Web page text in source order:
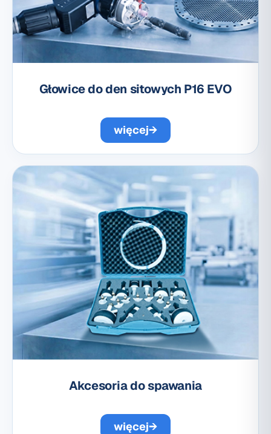
Głowice do den sitowych P16 EVO
więcej→
Akcesoria do spawania
więcej→